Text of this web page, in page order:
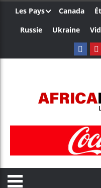
Les Pays Canada
Russie
Ukraine